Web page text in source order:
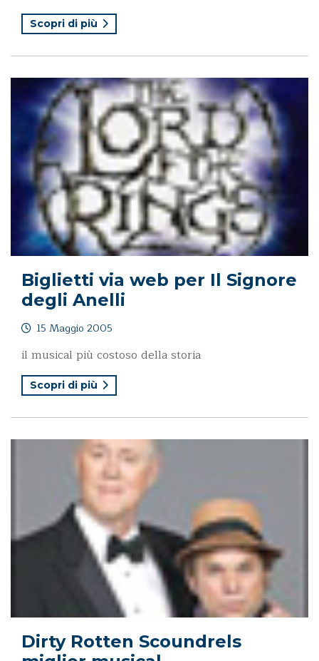
Scopri di più
Biglietti via web per Il Signore
degli Anelli
15 Maggio 2005
il musical più costoso della storia
Scopri di più
Dirty Rotten Scoundrels